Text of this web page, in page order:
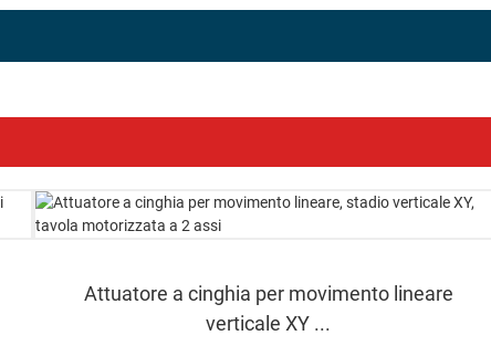
Attuatore a cinghia per movimento lineare
verticale XY ...